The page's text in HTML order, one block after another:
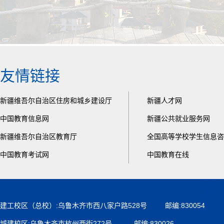
友情链接
新疆维吾尔自治区住房和城乡建设厅
中国教育信息网
新疆维吾尔自治区教育厅
中国教育考试网
新疆人才网
新疆公共就业服务网
全国高等学校学生信息
中国教育在线
建工校区（总校）:乌鲁木齐市西八家户路528号 邮编:830054